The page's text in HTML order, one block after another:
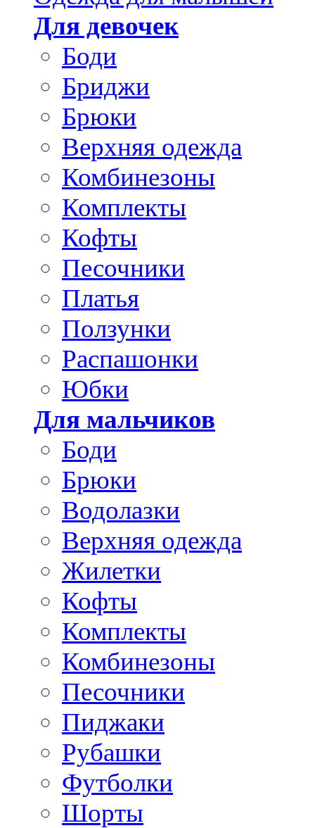
Для девочек
Боди
Бриджи
Брюки
Верхняя одежда
Комбинезоны
Комплекты
Кофты
Песочники
Платья
Ползунки
Распашонки
Юбки
Для мальчиков
Боди
Брюки
Водолазки
Верхняя одежда
Жилетки
Кофты
Комплекты
Комбинезоны
Песочники
Пиджаки
Рубашки
Футболки
Шорты